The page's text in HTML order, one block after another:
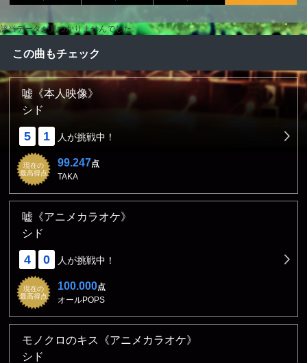
該当データが見つかりませんでした。
この曲もチェック
嘘《本人映像》
シド
5 1 人が挑戦中！
現在の
最高得点
99.247点
TAKA
嘘《アニメカラオケ》
シド
4 0 人が挑戦中！
現在の
最高得点
100.000点
オールPOPS
モノクロのキス《アニメカラオケ》
シド